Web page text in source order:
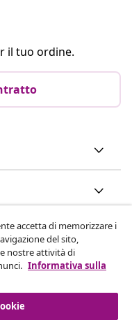
il tuo ordine.
accetta di memorizzare i
del sito,
nostre attività di
Informativa sulla